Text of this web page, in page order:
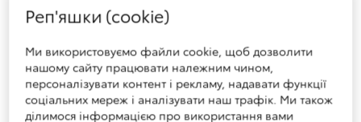
Чи дорожче це за традиційний
кузовний ремонт?
Реп'яшки (cookie)
Ми використовуємо файли cookie, щоб дозволити
нашому сайту працювати належним чином,
персоналізувати контент і рекламу, надавати функції
соціальних мереж і аналізувати наш трафік. Ми також
ділимося інформацією про використання вами